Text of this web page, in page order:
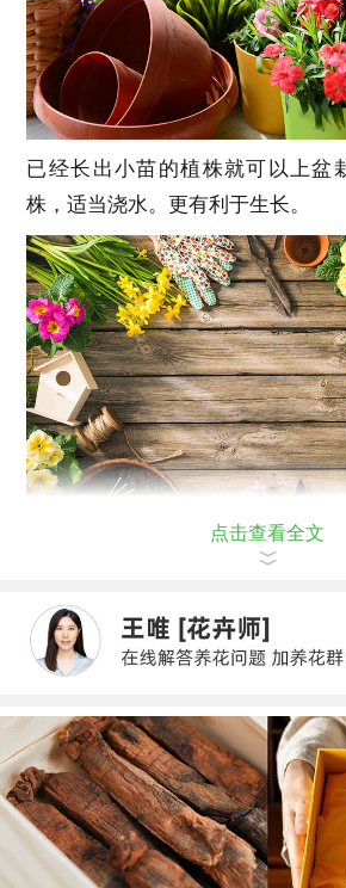
已经长出小苗的植株就可以上盆
株，适当浇水。更有利于生长。
点击查看全文